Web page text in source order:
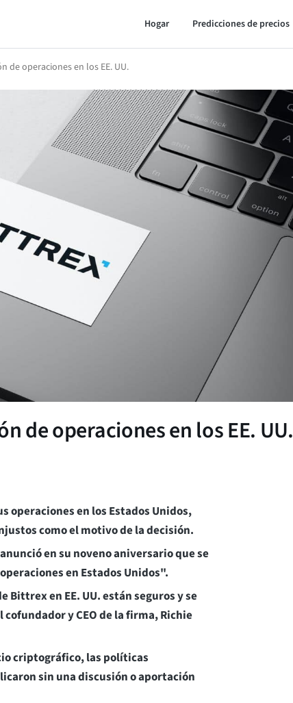
Hogar Predicciones de precios
de operaciones en los EE. UU.
de operaciones en los EE. UU.
en los Estados Unidos,
como el motivo de la decisión.
en su noveno aniversario que se
en Estados Unidos".
Bittrex en EE. UU. están seguros y se
y CEO de la firma, Richie
criptográfico, las políticas
sin una discusión o aportación